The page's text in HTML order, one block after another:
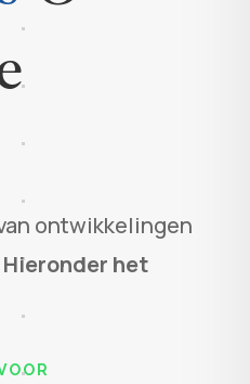
ontwikkelingen
Hieronder het